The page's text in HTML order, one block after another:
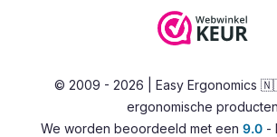
Zit-sta bureaus
info@easy-ergonomics.nl
© 2009 - 2026 | Easy Ergonomics
ergonomische producten
We worden beoordeeld met een 9.0 -